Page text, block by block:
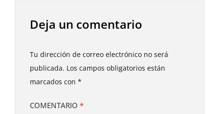
Deja un comentario
Tu dirección de correo electrónico no será
publicada. Los campos obligatorios están
marcados con *
COMENTARIO *